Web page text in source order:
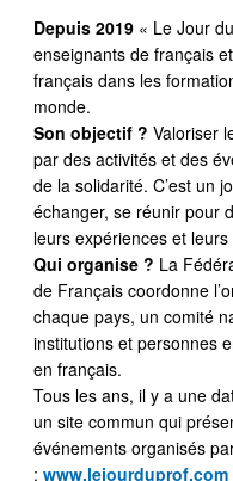
Depuis 2019« Le Jour
enseignants de français
français dans les
monde.
Son objectif ? Valoriser
par des activités et des
de la solidarité. C’est un
échanger, se réunir pour
leurs expériences et
Qui organise ? La
de Français coordonne
chaque pays, un comité
institutions et personnes
en français.
Tous les ans, il y a une
un site commun qui
événements organisés
: www.lejourduprof.com